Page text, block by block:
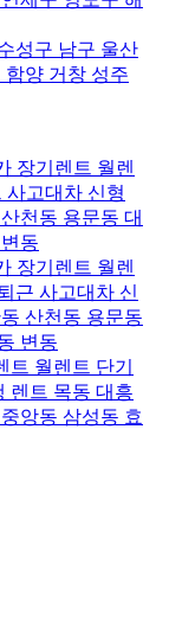
성구 남구 울산
양 거창 성주
장기렌트 월렌
사고대차 신형
천동 용문동 대
동
장기렌트 월렌
근 사고대차 신
산천동 용문동
변동
월렌트 단기
렌트 목동 대흥
앙동 삼성동 효